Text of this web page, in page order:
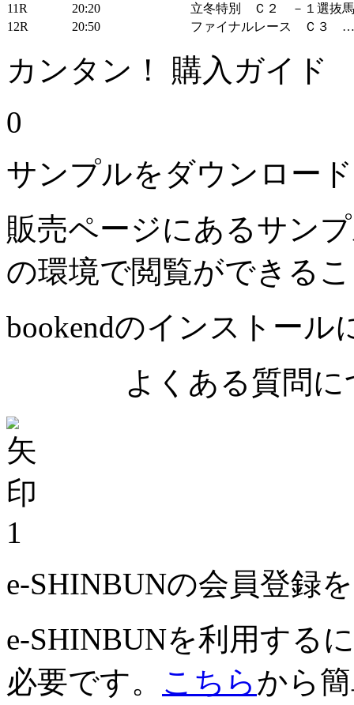
11R
20:20
立冬特別 Ｃ２ －１選抜馬
12R
20:50 ファイナルレース Ｃ３ …
カンタン！ 購入ガイド
0
サンプルをダウンロー
販売ページにあるサン
の環境で閲覧ができる
bookendのインストール
よくある質問に
1
e-SHINBUNの会員登録
e-SHINBUNを利用する
必要です。 こちらから